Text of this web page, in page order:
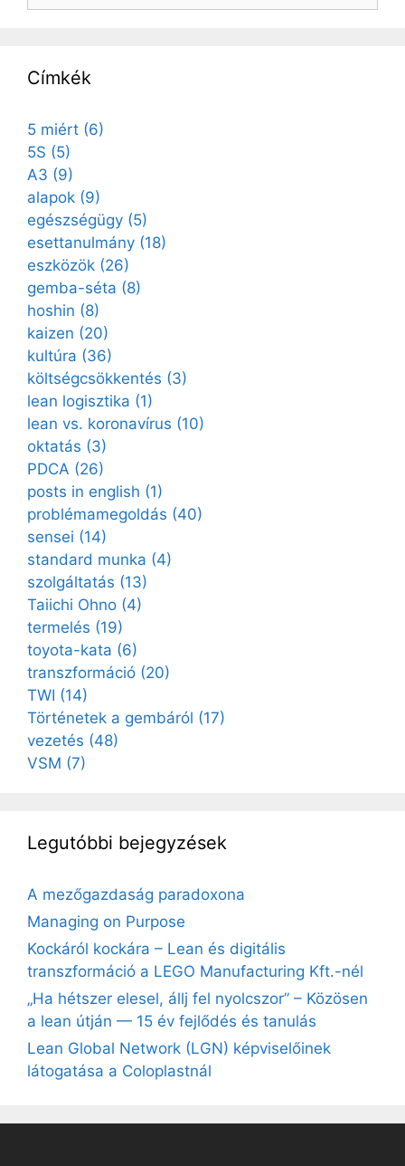
Címkék
5 miért (6)
5S (5)
A3 (9)
alapok (9)
egészségügy (5)
esettanulmány (18)
eszközök (26)
gemba-séta (8)
hoshin (8)
kaizen (20)
kultúra (36)
költségcsökkentés (3)
lean logisztika (1)
lean vs. koronavírus (10)
oktatás (3)
PDCA (26)
posts in english (1)
problémamegoldás (40)
sensei (14)
standard munka (4)
szolgáltatás (13)
Taiichi Ohno (4)
termelés (19)
toyota-kata (6)
transzformáció (20)
TWI (14)
Történetek a gembáról (17)
vezetés (48)
VSM (7)
Legutóbbi bejegyzések
A mezőgazdaság paradoxona
Managing on Purpose
Kockáról kockára – Lean és digitális
transzformáció a LEGO Manufacturing Kft.-nél
„Ha hétszer elesel, állj fel nyolcszor” – Közösen
a lean útján — 15 év fejlődés és tanulás
Lean Global Network (LGN) képviselőinek
látogatása a Coloplastnál